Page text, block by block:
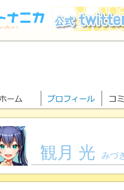
観月 光 みづ